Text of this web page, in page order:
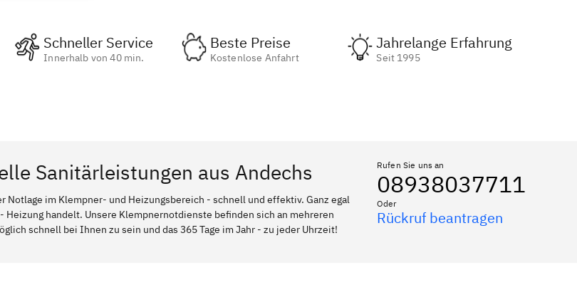
Schneller Service
Innerhalb von 40 min.
Beste Preise
Kostenlose Anfahrt
Jahrelange Erfahrung
Seit 1995
Sanitärleistungen aus Andechs
Notlage im Klempner- und Heizungsbereich - schnell und effektiv. Ganz egal
Heizung handelt. Unsere Klempnernotdienste befinden sich an mehreren
schnell bei Ihnen zu sein und das 365 Tage im Jahr - zu jeder Uhrzeit!
Rufen Sie uns an
08938037711
Oder
Rückruf beantragen